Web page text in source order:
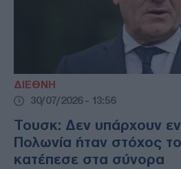
ΔΙΕΘΝΗ
30/07/2026 - 13:56
Τουσκ: Δεν υπάρχουν
Πολωνία ήταν στόχος
κατέπεσε στα σύνορα